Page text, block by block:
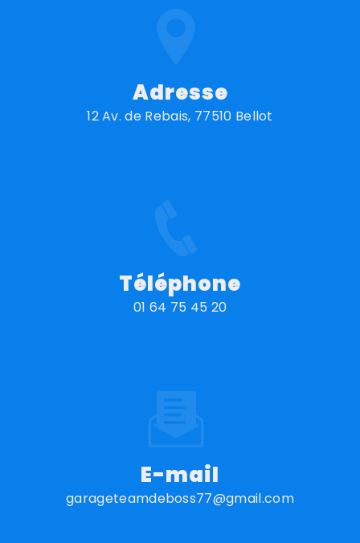
Adresse
12 Av. de Rebais, 77510 Bellot
Téléphone
01 64 75 45 20
E-mail
garageteamdeboss77@gmail.com